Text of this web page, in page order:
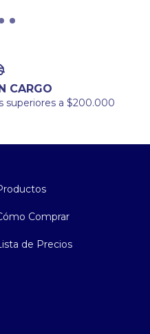
CARGO
superiores a $200.000
Comprar
de Precios